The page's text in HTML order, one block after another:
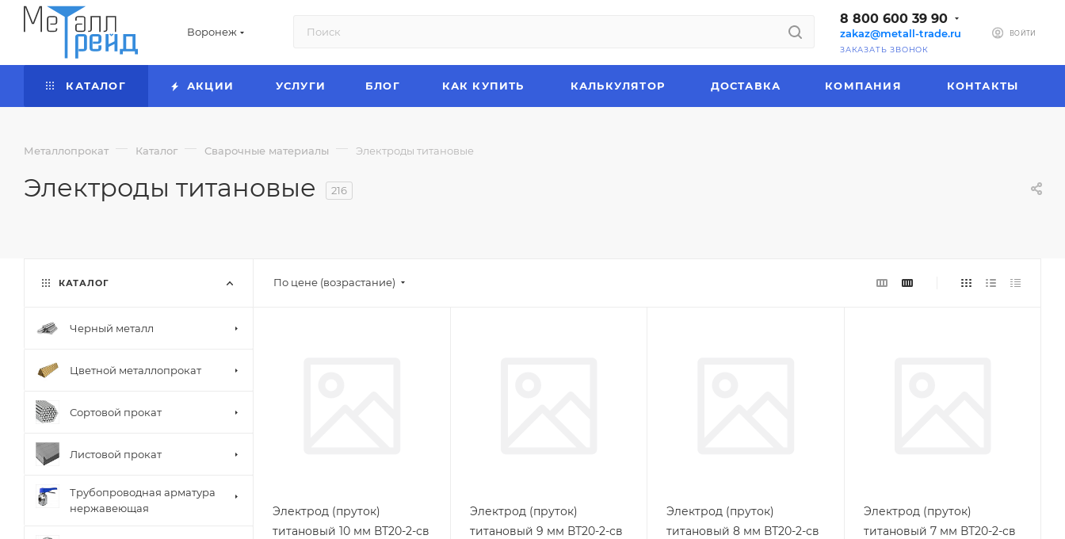
Воронеж
8 800 600 39 90
zakaz@metall-trade.ru
ЗАКАЗАТЬ ЗВОНОК
ВОЙТИ
КАТАЛОГ АКЦИИ УСЛУГИ БЛОГ КАК КУПИТЬ КАЛЬКУЛЯТОР ДОСТАВКА КОМПАНИЯ КОНТАКТЫ
Металлопрокат — Каталог — Сварочные материалы — Электроды титановые
Электроды титановые 216
По цене (возрастание)
Электрод (пруток)
титановый 10 мм ВТ20-2-св
Электрод (пруток)
титановый 9 мм ВТ20-2-св
Электрод (пруток)
титановый 8 мм ВТ20-2-св
Электрод (пруток)
титановый 7 мм ВТ20-2-св
КАТАЛОГ
Черный металл
Цветной металлопрокат
Сортовой прокат
Листовой прокат
Трубопроводная арматура
нержавеющая